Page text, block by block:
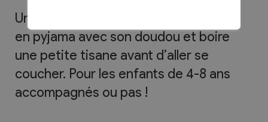
Une soirée pour écouter des histoires
en pyjama avec son doudou et boire
une petite tisane avant d’aller se
coucher. Pour les enfants de 4-8 ans
accompagnés ou pas !